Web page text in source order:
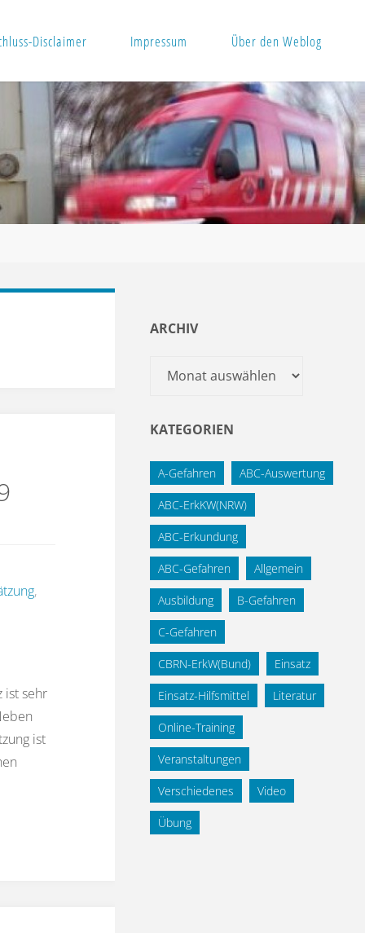
Disclaimer Impressum Über den Weblog
,
ist sehr
ist
ARCHIV
Archiv
KATEGORIEN
A-Gefahren ABC-Auswertung
ABC-ErkKW(NRW)
ABC-Erkundung
ABC-Gefahren Allgemein
Ausbildung B-Gefahren
C-Gefahren
CBRN-ErkW(Bund) Einsatz
Einsatz-Hilfsmittel Literatur
Online-Training
Veranstaltungen
Verschiedenes Video
Übung